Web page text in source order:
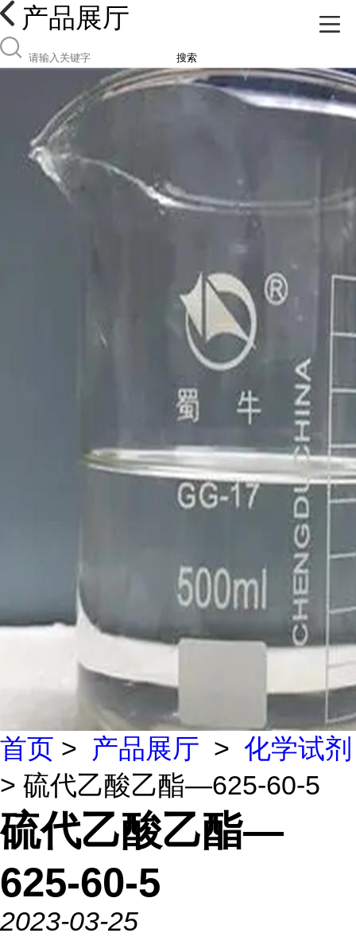
产品展厅
搜索
首页 > 产品展厅 > 化学试剂
> 硫代乙酸乙酯—625-60-5
硫代乙酸乙酯—
625-60-5
2023-03-25